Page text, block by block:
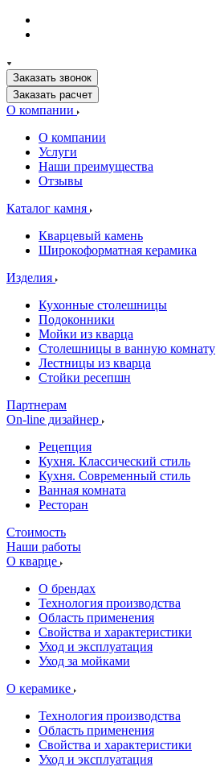
Заказать звонок
Заказать расчет
О компании
О компании
Услуги
Наши преимущества
Отзывы
Каталог камня
Кварцевый камень
Широкоформатная керамика
Изделия
Кухонные столешницы
Подоконники
Мойки из кварца
Столешницы в ванную комнату
Лестницы из кварца
Стойки ресепшн
Партнерам
On-line дизайнер
Рецепция
Кухня. Классический стиль
Кухня. Современный стиль
Ванная комната
Ресторан
Стоимость
Наши работы
О кварце
О брендах
Технология производства
Область применения
Свойства и характеристики
Уход и эксплуатация
Уход за мойками
О керамике
Технология производства
Область применения
Свойства и характеристики
Уход и эксплуатация